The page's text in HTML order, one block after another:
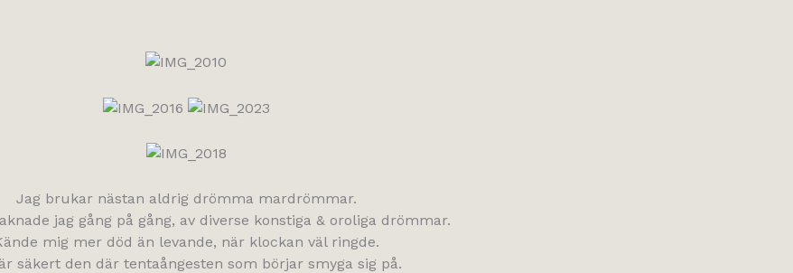
Jag brukar nästan aldrig drömma mardrömmar.
jag gång på gång, av diverse konstiga & oroliga drömmar.
mig mer död än levande, när klockan väl ringde.
säkert den där tentaångesten som börjar smyga sig på.